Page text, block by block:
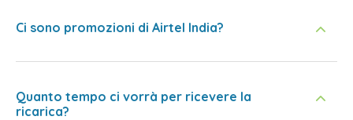
Ci sono promozioni di Airtel India?
Quanto tempo ci vorrà per ricevere la
ricarica?